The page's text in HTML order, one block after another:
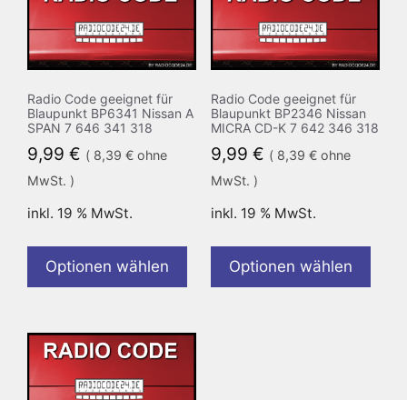
Radio Code geeignet für
Blaupunkt BP6341 Nissan A
SPAN 7 646 341 318
9,99 € ( 8,39 € ohne
MwSt. )
inkl. 19 % MwSt.
Optionen wählen
Radio Code geeignet für
Blaupunkt BP2346 Nissan
MICRA CD-K 7 642 346 318
9,99 € ( 8,39 €ohne
MwSt. )
inkl. 19 % MwSt.
Optionen wählen